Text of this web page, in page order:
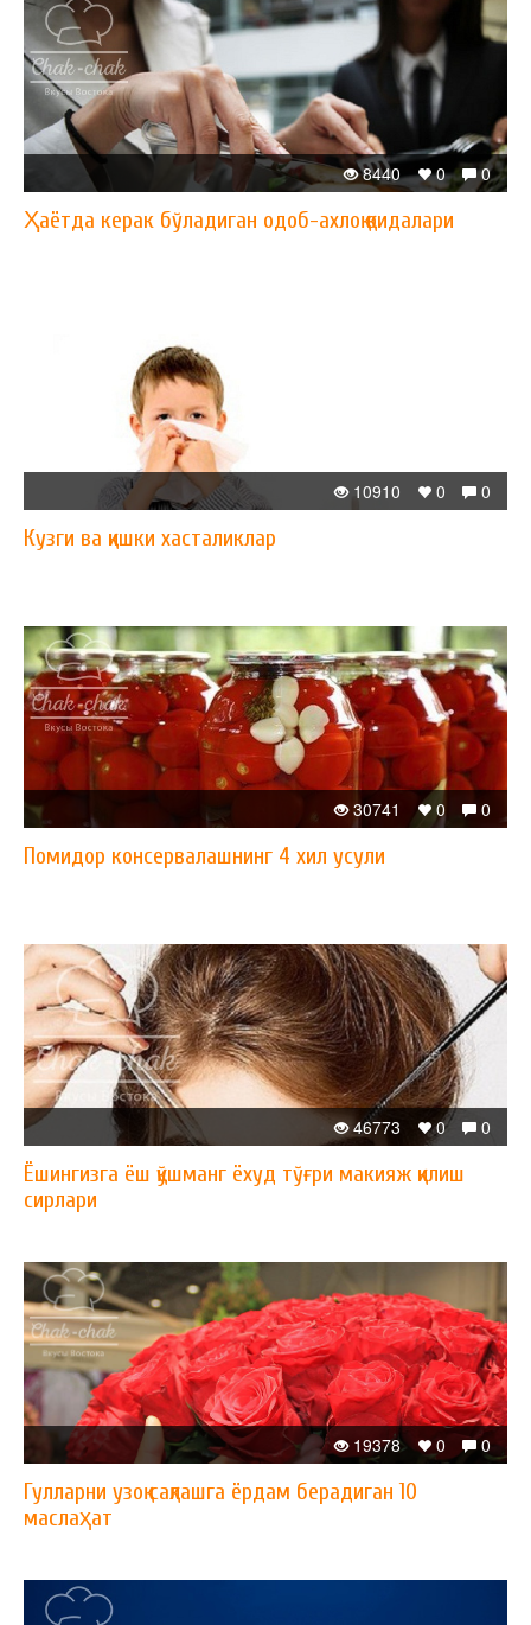
0
0
8440
Ҳаётда керак бўладиган одоб-ахлоқ қоидалари
0
0
10910
Кузги ва қишки хасталиклар
0
0
30741
Помидор консервалашнинг 4 хил усули
0
0
46773
Ёшингизга ёш қўшманг ёхуд тўғри макияж қилиш
сирлари
0
0
19378
Гулларни узоқ сақлашга ёрдам берадиган 10
маслаҳат